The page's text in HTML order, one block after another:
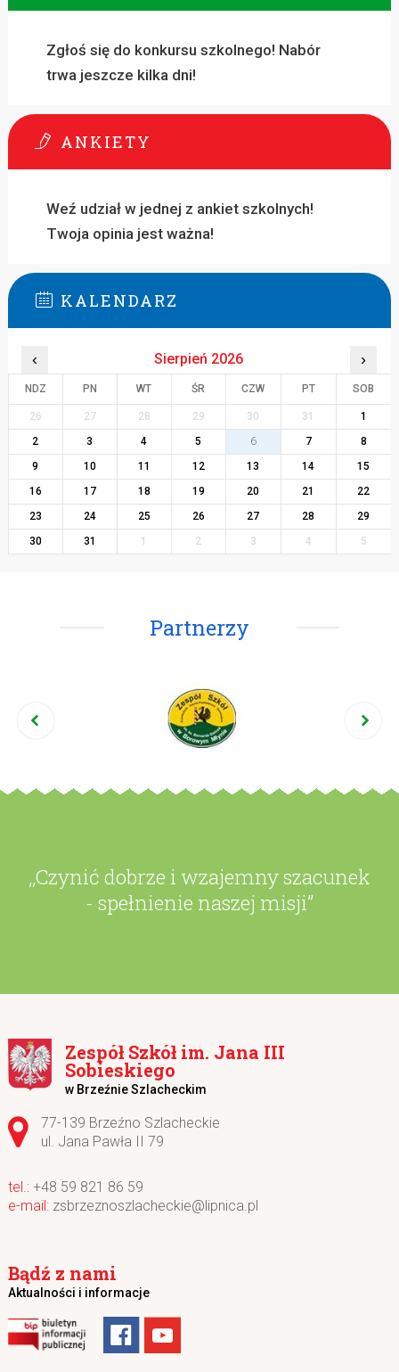
Zgłoś się do konkursu szkolnego! Nabór
trwa jeszcze kilka dni!
ANKIETY
Weź udział w jednej z ankiet szkolnych!
Twoja opinia jest ważna!
KALENDARZ
‹ Sierpień 2026 ›
NDZ PN WT ŚR CZW PT SOB
26 27 28 29 30 31
1
2
3 4 5 6 7
8
9
10 11 12 13 14
15
16
17 18 19 20 21
22
23
24 25 26 27 28
29
30
31 1 2 3 4 5
Partnerzy
,,Czynić dobrze i wzajemny szacunek
- spełnienie naszej misji”
Zespół Szkół im. Jana III
Sobieskiego
w Brzeźnie Szlacheckim
Adres pocztowy:
77-139 Brzeźno Szlacheckie
ul. Jana Pawła II 79
+48 59 821 86 59
zsbrzeznoszlacheckie@lipnica.pl
Bądź z nami
Aktualności i informacje